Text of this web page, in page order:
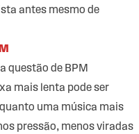
antes mesmo de
questão de BPM
mais lenta pode ser
uma música mais
pressão, menos viradas